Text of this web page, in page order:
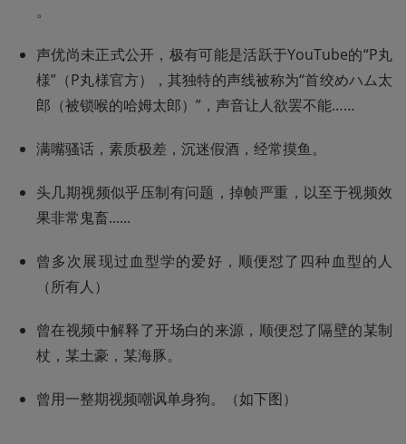
​​​​。
声优尚未正式公开，极有可能是活跃于YouTube的“P丸
様”（P丸様官方），其独特的声线被称为“首绞めハム太
郎（被锁喉的哈姆太郎）”，声音让人欲罢不能……
满嘴骚话，素质极差，沉迷假酒，经常摸鱼。
头几期视频似乎压制有问题，掉帧严重，以至于视频效
果非常鬼畜......
曾多次展现过血型学的爱好，顺便怼了四种血型的人
（所有人）
曾在视频中解释了开场白的来源，顺便怼了隔壁的某制
杖，某土豪，某海豚。
曾用一整期视频嘲讽单身狗。（如下图）